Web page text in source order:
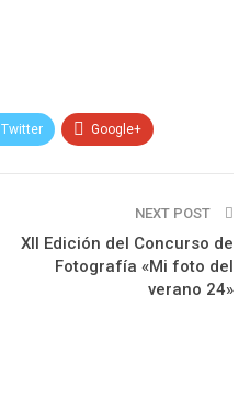
Twitter Google+
NEXT POST
XII Edición del Concurso de
Fotografía «Mi foto del
verano 24»